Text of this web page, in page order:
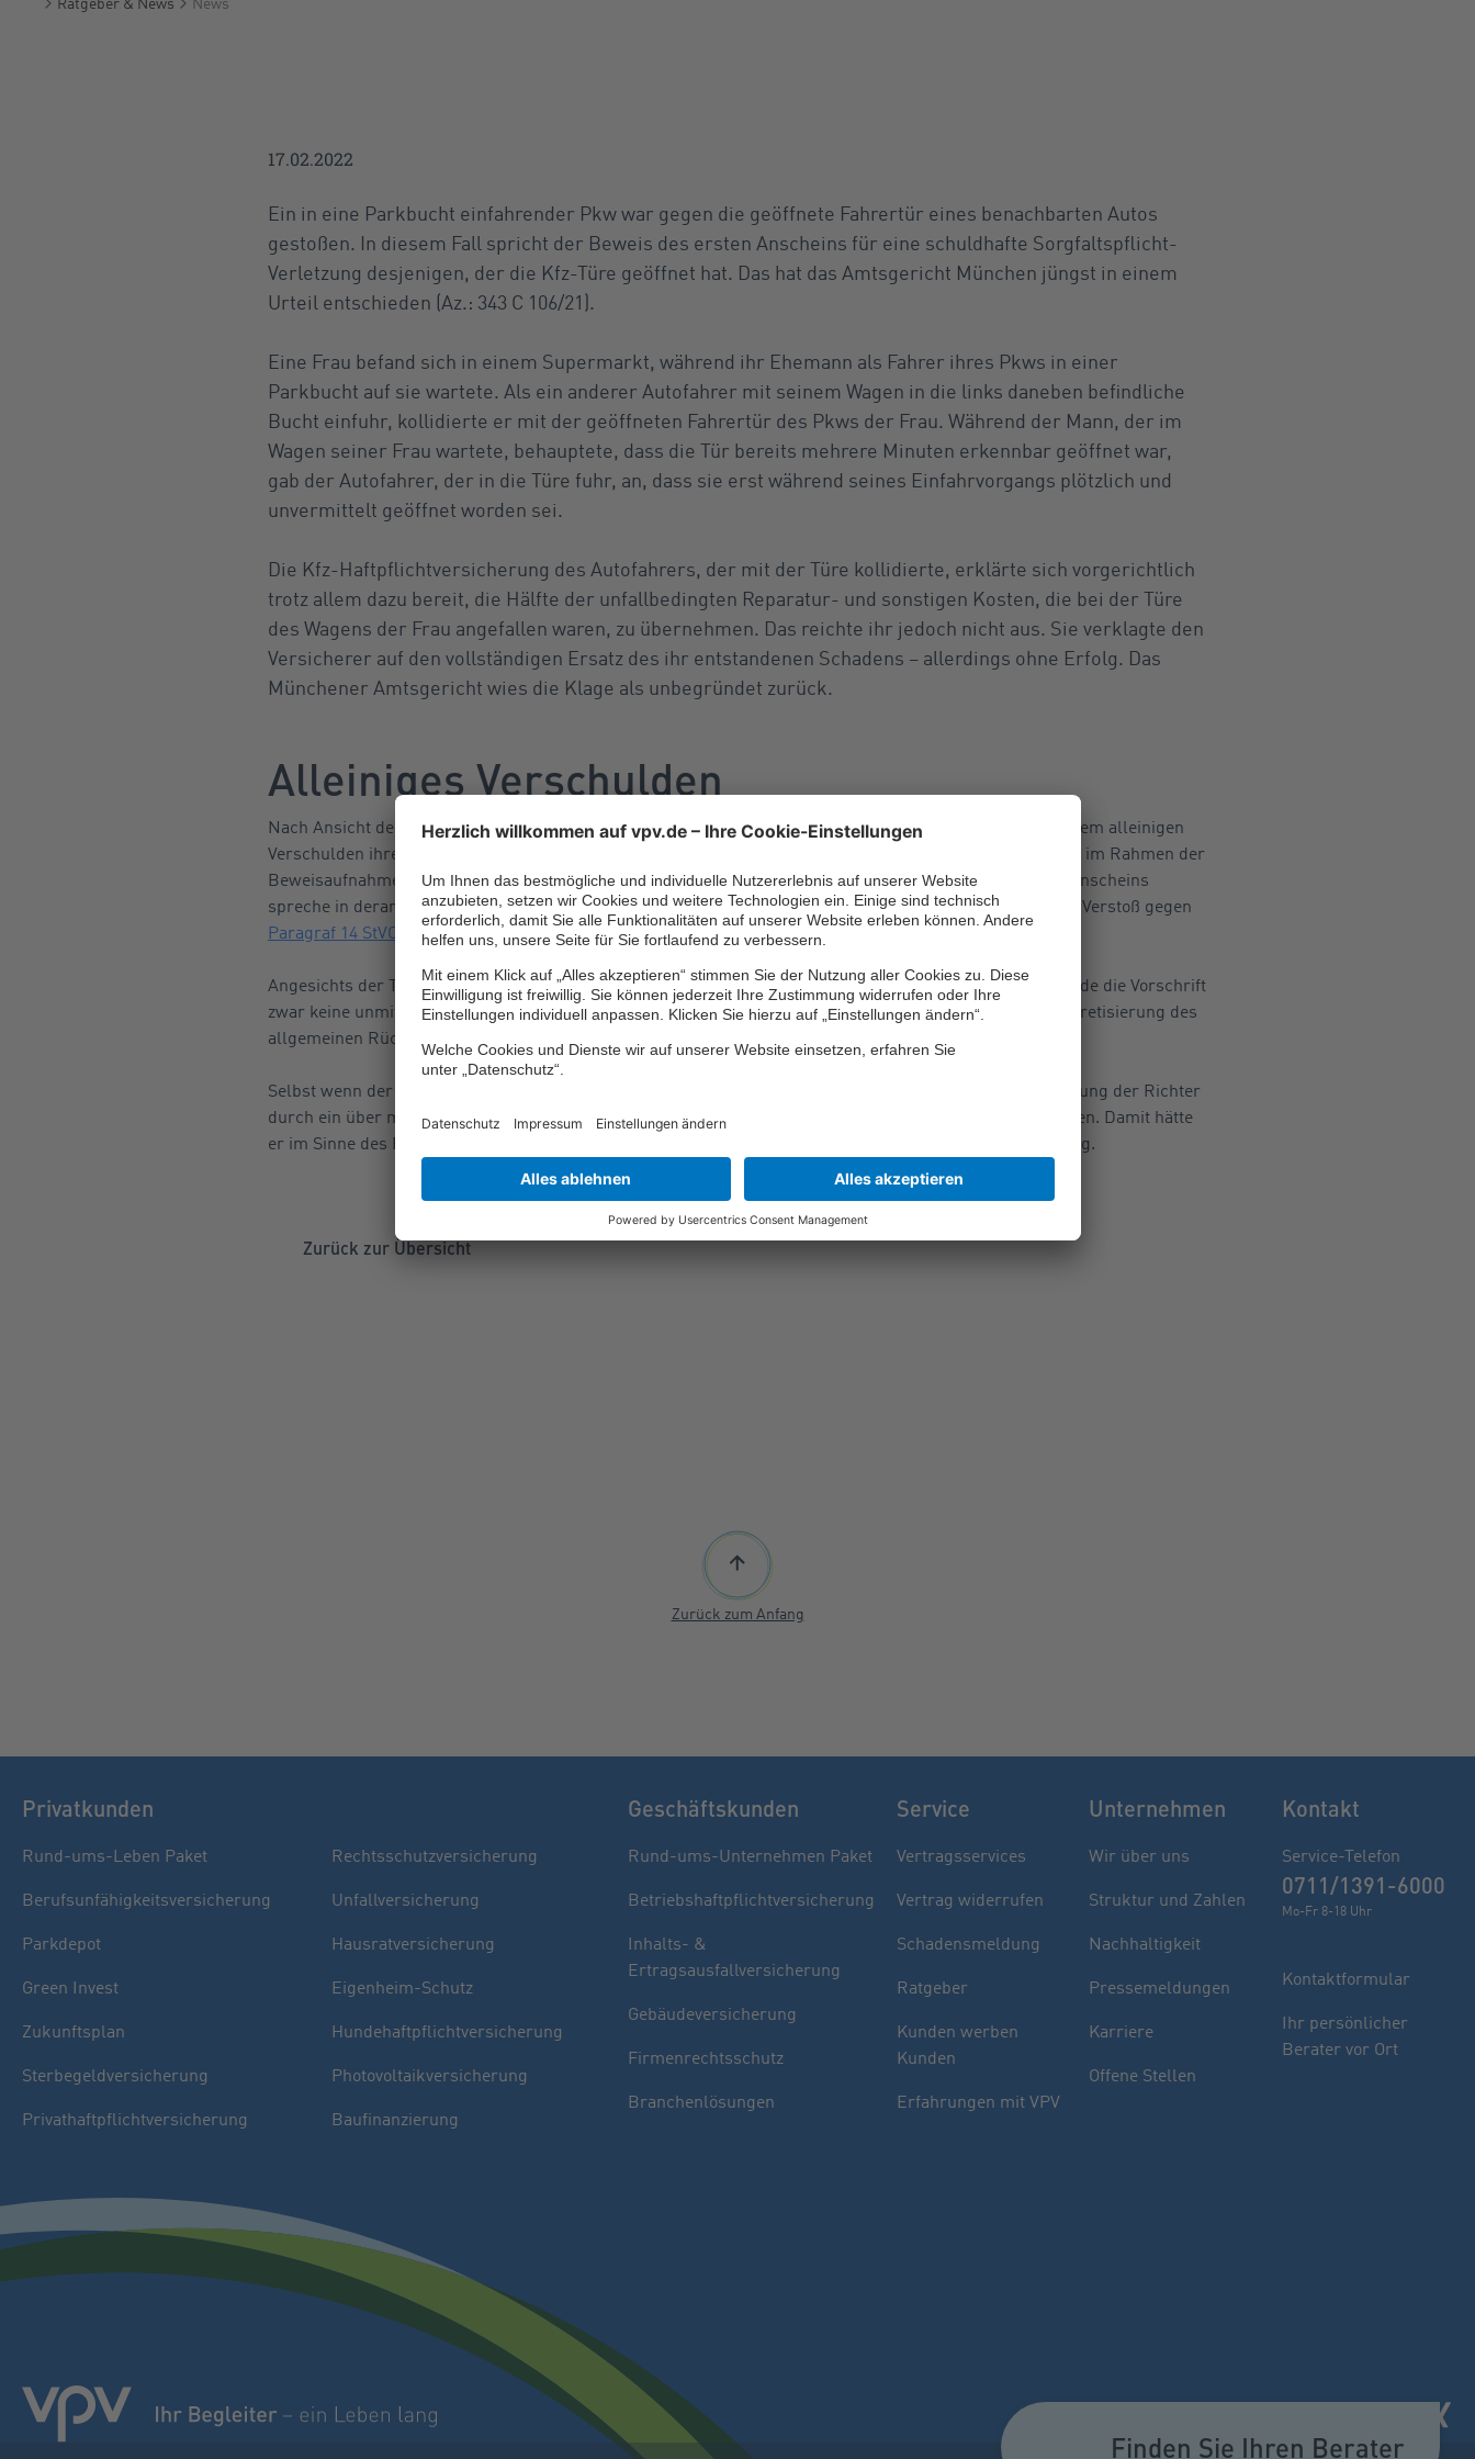
Finden Sie Ihren Berater
Finden Sie Ihren Berater
Sie haben noch Fragen oder möchten sich
indivuell beraten lassen.
17.02.2022
Ein in eine Parkbucht einfahrender Pkw war gegen die geöffnete Fahrertür eines benachbarten Autos
gestoßen. In diesem Fall spricht der Beweis des ersten Anscheins für eine schuldhafte Sorgfaltspflicht-
Verletzung desjenigen, der die Kfz-Türe geöffnet hat. Das hat das Amtsgericht München jüngst in einem
Urteil entschieden (Az.: 343 C 106/21).
Eine Frau befand sich in einem Supermarkt, während ihr Ehemann als Fahrer ihres Pkws in einer
Parkbucht auf sie wartete. Als ein anderer Autofahrer mit seinem Wagen in die links daneben befindliche
Bucht einfuhr, kollidierte er mit der geöffneten Fahrertür des Pkws der Frau. Während der Mann, der im
Wagen seiner Frau wartete, behauptete, dass die Tür bereits mehrere Minuten erkennbar geöffnet war,
gab der Autofahrer, der in die Türe fuhr, an, dass sie erst während seines Einfahrvorgangs plötzlich und
unvermittelt geöffnet worden sei.
Die Kfz-Haftpflichtversicherung des Autofahrers, der mit der Türe kollidierte, erklärte sich vorgerichtlich
trotz allem dazu bereit, die Hälfte der unfallbedingten Reparatur- und sonstigen Kosten, die bei der Türe
des Wagens der Frau angefallen waren, zu übernehmen. Das reichte ihr jedoch nicht aus. Sie verklagte den
Versicherer auf den vollständigen Ersatz des ihr entstandenen Schadens – allerdings ohne Erfolg. Das
Münchener Amtsgericht wies die Klage als unbegründet zurück.
Alleiniges Verschulden
Nach Ansicht der Richter hatte die Frau bereits mehr erhalten, als ihr zustand. Es müsse nämlich von einem alleinigen
Verschulden ihres Ehemannes am Zustandekommen des Unfalls ausgegangen werden. Denn dieser habe im Rahmen der
Beweisaufnahme seine Version des Unfallgeschehens nicht nachweisen können. Der Beweis des ersten Anscheins
spreche in derartigen Fällen aber für eine Sorgfaltspflicht-Verletzung des Türöffners und damit für einen Verstoß gegen
Paragraf 14 StVO
(Straßenverkehrsordnung).
Angesichts der Tatsache, dass sich der Vorfall auf einem privaten Supermarktparkplatz ereignet habe, finde die Vorschrift
zwar keine unmittelbare Anwendung. „Die Sorgfaltsnorm ist hier jedoch im Rahmen einer Pflichten-Konkretisierung des
allgemeinen Rücksichtnahmegebots zu berücksichtigen“, so das Gericht.
Selbst wenn der Ehemann seine Version des Unfalls hätte nachweisen können, so hätte er nach Überzeugung der Richter
durch ein über mehrere Minuten andauerndes Offenlassen der Fahrertür ein erhebliches Risiko geschaffen. Damit hätte
er im Sinne des Rücksichtnahmegebots sorgfaltswidrig gehandelt. Das Urteil ist mittlerweile rechtskräftig.
Zurück zur Übersicht
Zurück zum Anfang
Privatkunden
Rund-ums-Leben Paket
Berufsunfähigkeitsversicherung
Parkdepot
Green Invest
Zukunftsplan
Sterbegeldversicherung
Privathaftpflichtversicherung
Rechtsschutzversicherung
Unfallversicherung
Hausratversicherung
Eigenheim-Schutz
Hundehaftpflichtversicherung
Photovoltaikversicherung
Baufinanzierung
Geschäftskunden
Rund-ums-Unternehmen Paket
Betriebshaftpflichtversicherung
Inhalts- &
Ertragsausfallversicherung
Gebäudeversicherung
Firmenrechtsschutz
Branchenlösungen
Service
Vertragsservices
Vertrag widerrufen
Schadensmeldung
Ratgeber
Kunden werben
Kunden
Erfahrungen mit VPV
Unternehmen
Wir über uns
Struktur und Zahlen
Nachhaltigkeit
Pressemeldungen
Karriere
Offene Stellen
Kontakt
Service-Telefon
0711/1391-6000
Mo-Fr 8-18 Uhr
Kontaktformular
Ihr persönlicher
Berater vor Ort